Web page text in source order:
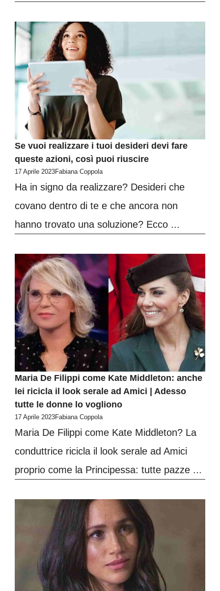
Se vuoi realizzare i tuoi desideri devi fare
queste azioni, così puoi riuscire
17 Aprile 2023Fabiana Coppola
Ha in signo da realizzare? Desideri che
covano dentro di te e che ancora non
hanno trovato una soluzione? Ecco ...
Maria De Filippi come Kate Middleton: anche
lei ricicla il look serale ad Amici | Adesso
tutte le donne lo vogliono
17 Aprile 2023Fabiana Coppola
Maria De Filippi come Kate Middleton? La
conduttrice ricicla il look serale ad Amici
proprio come la Principessa: tutte pazze ...